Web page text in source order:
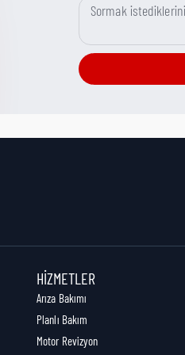
HIZMETLER
Arıza Bakımı
Planlı Bakım
Motor Revizyon